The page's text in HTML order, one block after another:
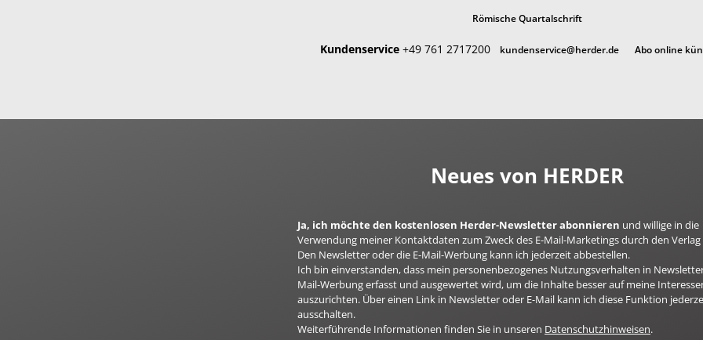
Römische Quartalschrift
Kundenservice +49 761 2717200 kundenservice@herder.de Abo online
Neues von HERDER
Ja, ich möchte den kostenlosen Herder-Newsletter abonnieren und willige in die
Verwendung meiner Kontaktdaten zum Zweck des E-Mail-Marketings durch den
Den Newsletter oder die E-Mail-Werbung kann ich jederzeit abbestellen.
Ich bin einverstanden, dass mein personenbezogenes Nutzungsverhalten in
Mail-Werbung erfasst und ausgewertet wird, um die Inhalte besser auf meine
auszurichten. Über einen Link in Newsletter oder E-Mail kann ich diese Funktion
ausschalten.
Weiterführende Informationen finden Sie in unseren Datenschutzhinweisen.